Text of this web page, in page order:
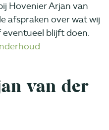
Hovenier Arjan van
afspraken over wat wij
eventueel blijft doen.
van der